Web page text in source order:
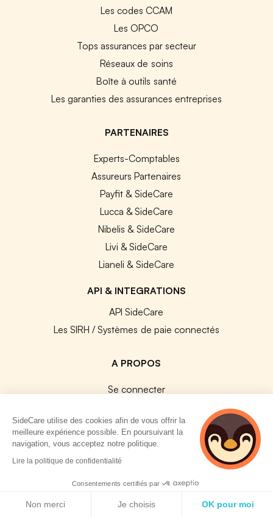
Les codes CCAM
Les OPCO
Tops assurances par secteur
Réseaux de soins
Boîte à outils santé
Les garanties des assurances entreprises
PARTENAIRES
Experts-Comptables
Assureurs Partenaires
Payfit & SideCare
Lucca & SideCare
Nibelis & SideCare
Livi & SideCare
Lianeli & SideCare
API & INTEGRATIONS
API SideCare
Les SIRH / Systèmes de paie connectés
A PROPOS
Se connecter
Nous contacter
Notre équipe
Témoignages
SideCare utilise des cookies afin de vous offrir la
meilleure expérience possible. En poursuivant la
navigation, vous acceptez notre politique.
Lire la politique de confidentialité
Consentements certifiés par
Non merci Je choisis OK pour moi
2 personnes
consultent
actuellement cette